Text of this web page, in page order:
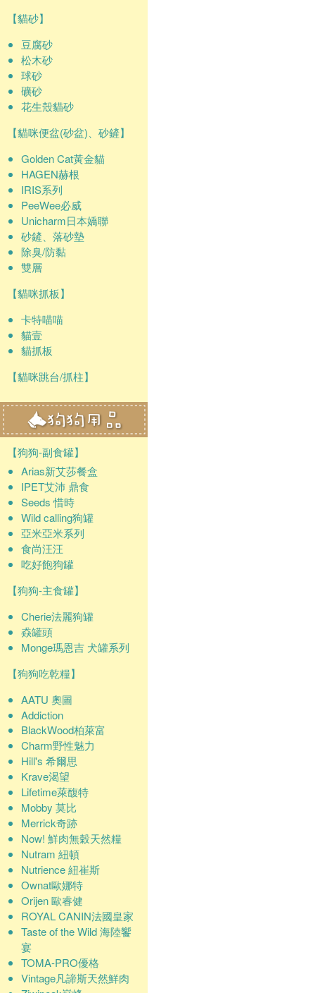
【貓砂】
豆腐砂
松木砂
球砂
礦砂
花生殼貓砂
【貓咪便盆(砂盆)、砂鏟】
Golden Cat黃金貓
HAGEN赫根
IRIS系列
PeeWee必威
Unicharm日本嬌聯
砂鏟、落砂墊
除臭/防黏
雙層
【貓咪抓板】
卡特喵喵
貓壹
貓抓板
【貓咪跳台/抓柱】
【狗狗-副食罐】
Arias新艾莎餐盒
IPET艾沛 鼎食
Seeds 惜時
Wild calling狗罐
亞米亞米系列
食尚汪汪
吃好飽狗罐
【狗狗-主食罐】
Cherie法麗狗罐
猋罐頭
Monge瑪恩吉 犬罐系列
【狗狗吃乾糧】
AATU 奧圖
Addiction
BlackWood柏萊富
Charm野性魅力
Hill's 希爾思
Krave渴望
Lifetime萊馥特
Mobby 莫比
Merrick奇跡
Now! 鮮肉無穀天然糧
Nutram 紐頓
Nutrience 紐崔斯
Ownat歐娜特
Orijen 歐睿健
ROYAL CANIN法國皇家
Taste of the Wild 海陸饗
宴
TOMA-PRO優格
Vintage凡諦斯天然鮮肉